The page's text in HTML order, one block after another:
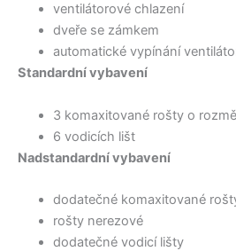
ventilátorové chlazení
dveře se zámkem
automatické vypínání
Standardní vybavení
3 komaxitované rošty o
6 vodicích lišt
Nadstandardní vybavení
dodatečné komaxitované
rošty nerezové
dodatečné vodicí lišty